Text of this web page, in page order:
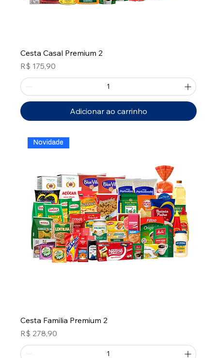
Cesta Casal Premium 2
Preço
R$ 175,90
Adicionar ao carrinho
Novidade
Cesta Familia Premium 2
Preço
R$ 278,90